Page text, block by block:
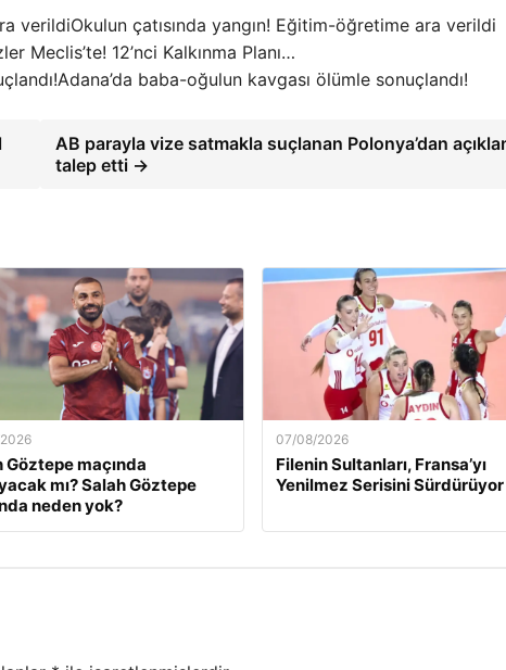
Okulun çatısında yangın! Eğitim-öğretime ara verildi
Meclis’te! 12’nci Kalkınma Planı…
Adana’da baba-oğulun kavgası ölümle sonuçlandı!
AB parayla vize satmakla suçlanan Polonya’dan
talep etti →
Göztepe maçında
mı? Salah Göztepe
neden yok?
07/08/2026
Filenin Sultanları, Fransa’yı
Yenilmez Serisini Sürdürüyor